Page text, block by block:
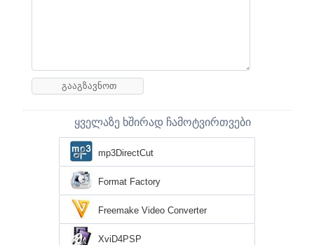
ყველაზე ხშირად ჩამოტვირთვები
mp3DirectCut
Format Factory
Freemake Video Converter
XviD4PSP